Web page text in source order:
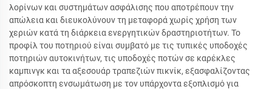
λορίνων και συστημάτων ασφάλισης που αποτρέπουν την
απώλεια και διευκολύνουν τη μεταφορά χωρίς χρήση των
χεριών κατά τη διάρκεια ενεργητικών δραστηριοτήτων. Το
προφίλ του ποτηριού είναι συμβατό με τις τυπικές υποδοχές
ποτηριών αυτοκινήτων, τις υποδοχές ποτών σε καρέκλες
καμπινγκ και τα αξεσουάρ τραπεζιών πικνίκ, εξασφαλίζοντας
απρόσκοπτη ενσωμάτωση με τον υπάρχοντα εξοπλισμό για